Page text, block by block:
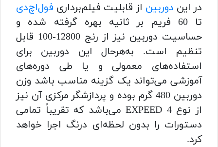
در این دوربین از قابلیت فیلم‌برداری فول‌اچ‌دی
تا 60 فریم بر ثانیه بهره گرفته شده و
حساسیت دوربین نیز از رنج 12800-100 قابل
تنظیم است. به‌هرحال این دوربین برای
استفاده‌های معمولی و یا طی دوره‌های
آموزشی می‌تواند یک گزینه مناسب باشد وزن
دوربین 480 گرم بوده و پردازشگر مرکزی آن نیز
از نوع EXPEED 4 می‌باشد که تقریباً تمامی
دستورات را بدون لحظه‌ای درنگ اجرا خواهد
کرد.